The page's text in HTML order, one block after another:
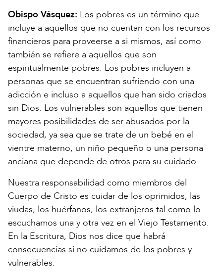
Obispo Vásquez: Los pobres es un término que
incluye a aquellos que no cuentan con los recursos
financieros para proveerse a si mismos, así como
también se refiere a aquellos que son
espiritualmente pobres. Los pobres incluyen a
personas que se encuentran sufriendo con una
adicción e incluso a aquellos que han sido criados
sin Dios. Los vulnerables son aquellos que tienen
mayores posibilidades de ser abusados por la
sociedad, ya sea que se trate de un bebé en el
vientre materno, un niño pequeño o una persona
anciana que depende de otros para su cuidado.
Nuestra responsabilidad como miembros del
Cuerpo de Cristo es cuidar de los oprimidos, las
viudas, los huérfanos, los extranjeros tal como lo
escuchamos una y otra vez en el Viejo Testamento.
En la Escritura, Dios nos dice que habrá
consecuencias si no cuidamos de los pobres y
vulnerables.